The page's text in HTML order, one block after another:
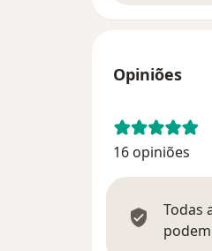
Opiniões
16 opiniões
Todas